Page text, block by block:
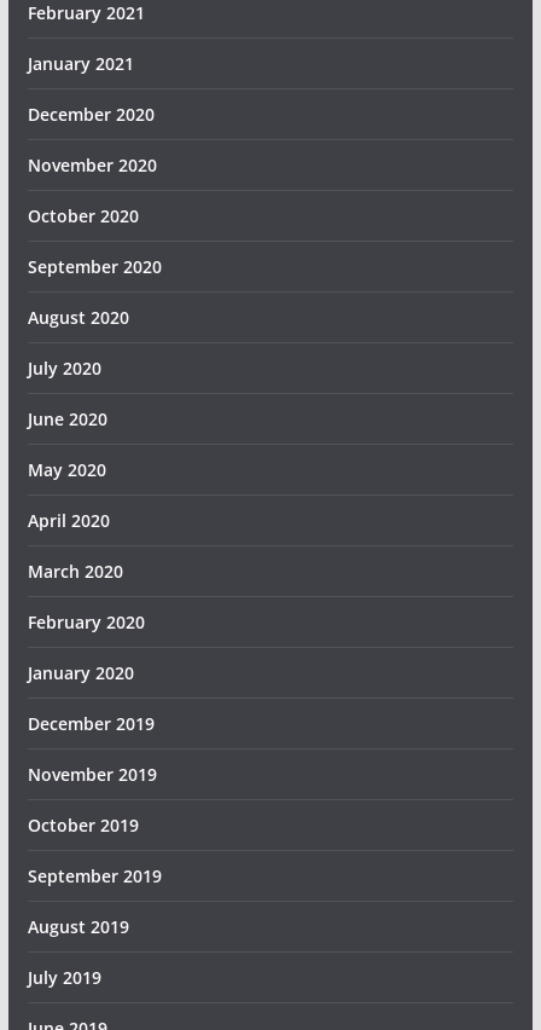
February 2021
January 2021
December 2020
November 2020
October 2020
September 2020
August 2020
July 2020
June 2020
May 2020
April 2020
March 2020
February 2020
January 2020
December 2019
November 2019
October 2019
September 2019
August 2019
July 2019